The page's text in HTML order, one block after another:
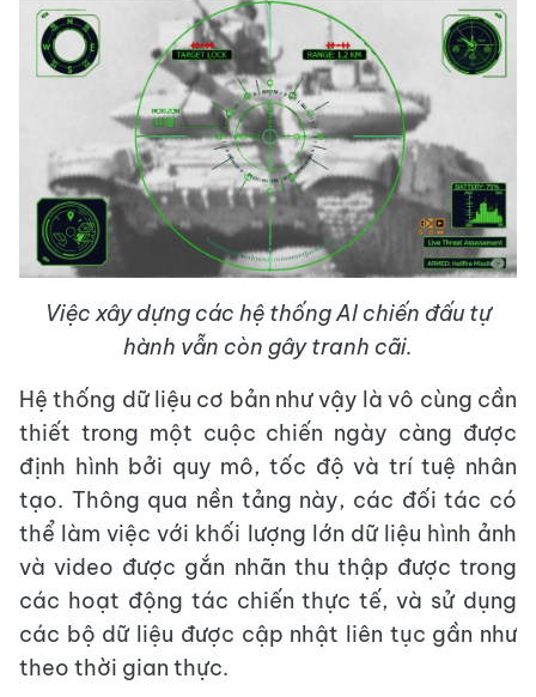
Việc xây dựng các hệ thống AI chiến đấu tự
hành vẫn còn gây tranh cãi.
Hệ thống dữ liệu cơ bản như vậy là vô cùng cần
thiết trong một cuộc chiến ngày càng được
định hình bởi quy mô, tốc độ và trí tuệ nhân
tạo. Thông qua nền tảng này, các đối tác có
thể làm việc với khối lượng lớn dữ liệu hình ảnh
và video được gắn nhãn thu thập được trong
các hoạt động tác chiến thực tế, và sử dụng
các bộ dữ liệu được cập nhật liên tục gần như
theo thời gian thực.